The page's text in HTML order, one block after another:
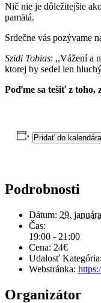
Nič nie je dôležitejšie
pamätá.
Srdečne vás pozývame
Szidi Tobias: ,,Vážení a
ktorej by sedel len
Poďme sa tešiť z toho,
Pridať do kalendára
Podrobnosti
Dátum: 29. januára
Čas:
19:00 - 21:00
Cena: 24€
Udalosť Kategória:
Webstránka:
Organizátor